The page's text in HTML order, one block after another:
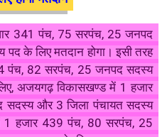
341 पंच, 75 सरपंच, 25 जनपद
के लिए मतदान होगा। इसी तरह
पंच, 82 सरपंच, 25 जनपद सदस्य
अजयगढ़ विकासखण्ड में 1 हजार
और 3 जिला पंचायत सदस्य
1 हजार 439 पंच, 80 सरपंच, 25